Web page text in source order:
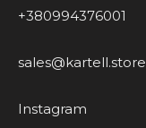
+380994376001
sales@kartell.store
Instagram